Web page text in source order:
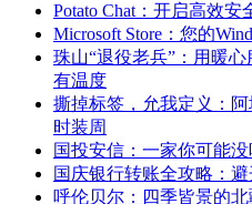
Potato Chat：开启高效
Microsoft Store：您的
珠山“退役老兵”：用暖
有温度
撕掉标签，允我定义：
时装周
国投安信：一家你可能
国庆银行转账全攻略：
呼伦贝尔：四季皆景的